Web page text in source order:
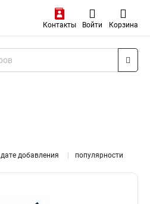
Контакты Войти Корзина
дате добавления популярности